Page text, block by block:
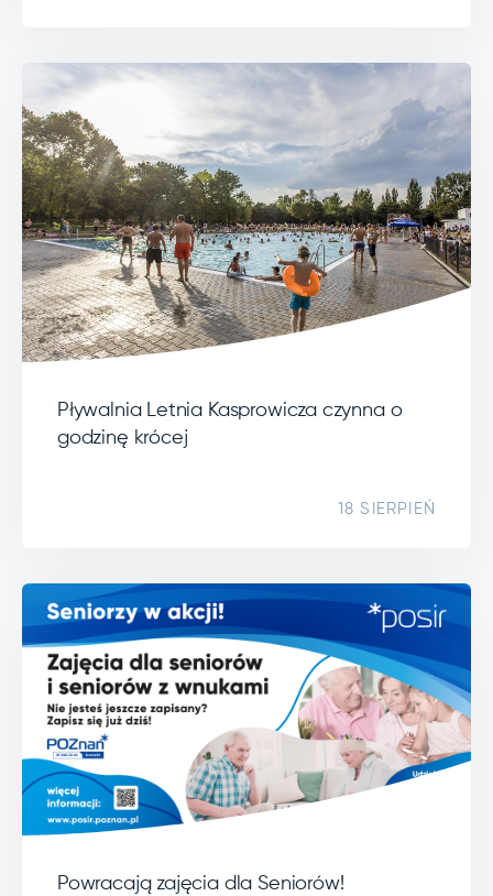
Pływalnia Letnia Kasprowicza czynna o
godzinę krócej
18 SIERPIEŃ
Powracają zajęcia dla Seniorów!